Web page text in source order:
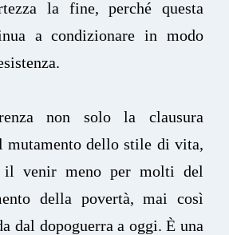
la fine, perché questa
a condizionare in modo
non solo la clausura
mutamento dello stile di vita,
il venir meno per molti del
della povertà, mai così
dal dopoguerra a oggi. È una